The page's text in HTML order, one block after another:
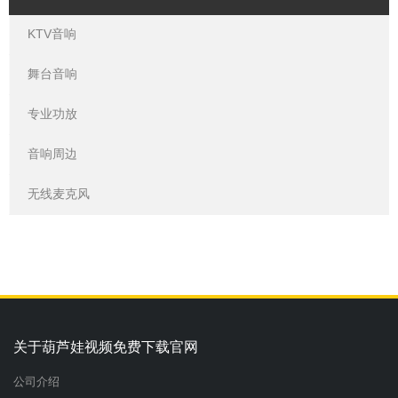
KTV音响
舞台音响
专业功放
音响周边
无线麦克风
关于葫芦娃视频免费下载官网
公司介绍